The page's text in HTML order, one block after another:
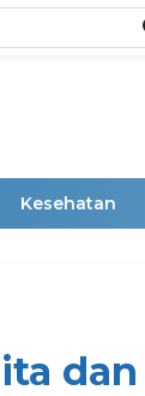
Kesehatan
dan